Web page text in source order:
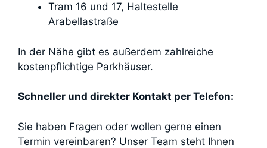
Tram 16 und 17, Haltestelle
Arabellastraße
In der Nähe gibt es außerdem zahlreiche
kostenpflichtige Parkhäuser.
Schneller und direkter Kontakt per Telefon:
Sie haben Fragen oder wollen gerne einen
Termin vereinbaren? Unser Team steht Ihnen